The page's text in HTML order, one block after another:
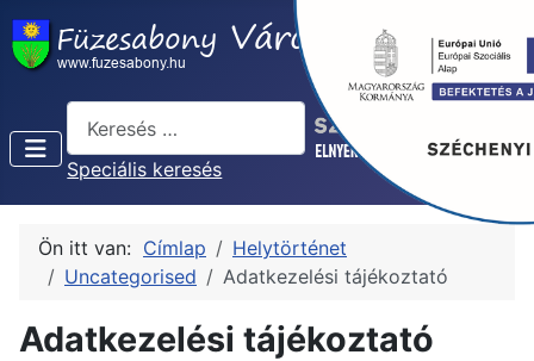
Keresés...
Speciális keresés
Ön itt van: Címlap
Helytörténet
Uncategorised
Adatkezelési tájékoztató
Adatkezelési tájékoztató